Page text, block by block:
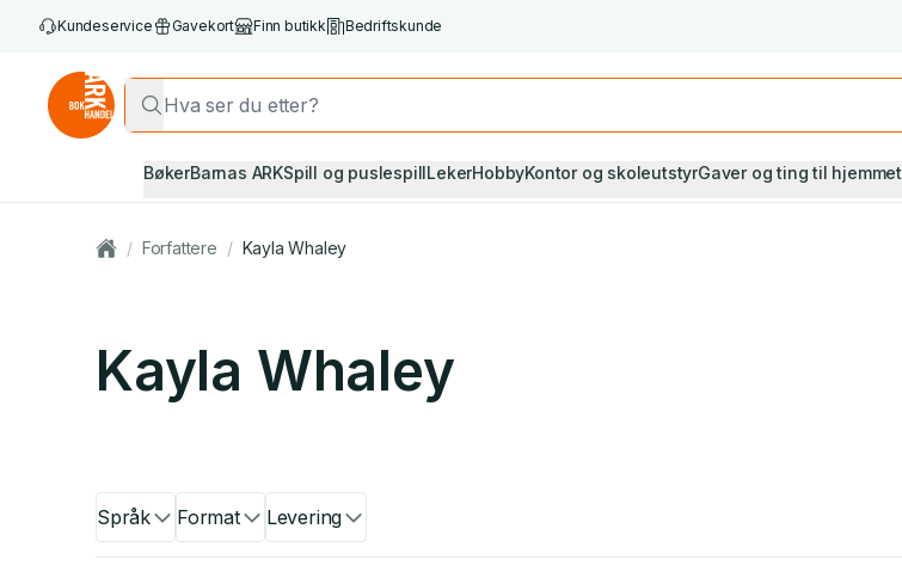
Kundeservice Gavekort Finn butikk Bedriftskunde
BøkerBarnas ARKSpill og puslespillLekerHobbyKontor og skoleutstyrGaver og ting til hjemmet
/ Forfattere / Kayla Whaley
Kayla Whaley
Språk Format Levering